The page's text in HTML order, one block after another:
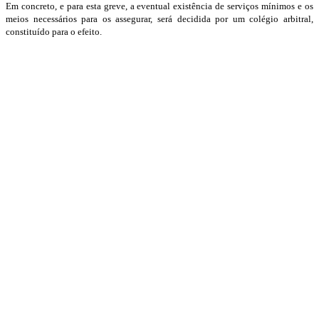
Em concreto, e para esta greve, a eventual existência de serviços mínimos e os
meios necessários para os assegurar, será decidida por um colégio arbitral,
constituído para o efeito.